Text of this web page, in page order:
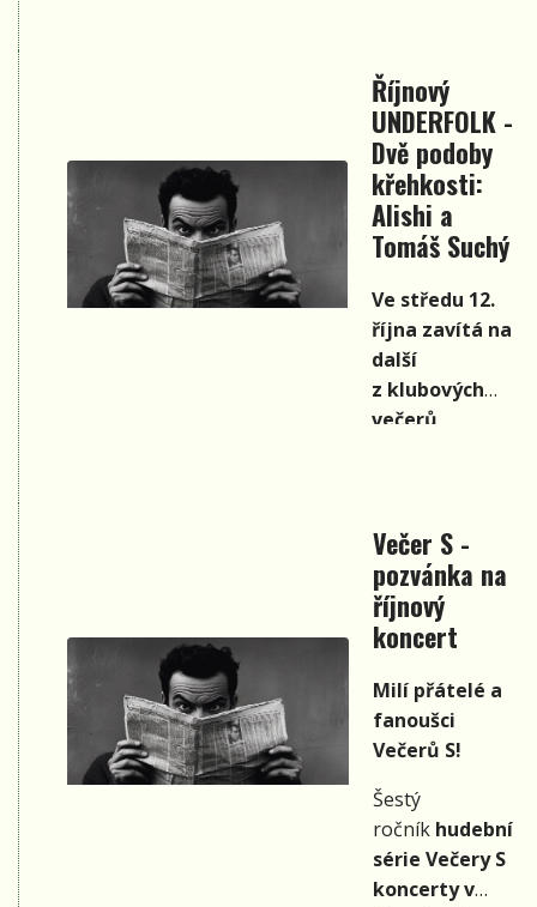
Říjnový
UNDERFOLK -
Dvě podoby
křehkosti:
Alishi a
Tomáš Suchý
Ve středu 12.
října zavítá na
další
z klubových
večerů
dvojice
vyzrálých
písničkářských
osobností.
přijede Tomáš
Suchý a
z moravské
písničkářka
Alishi. Koncert
proběhem od
19 hodin
Večer S -
pozvánka na
říjnový
koncert
Milí přátelé a
fanoušci
Večerů S!
Šestý
ročník hudební
série Večery S
koncerty v